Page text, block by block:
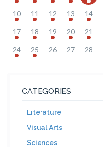
10 11 12 13 14
17 18 19 20 21
24 25 26 27 28
CATEGORIES
Literature
Visual Arts
Sciences